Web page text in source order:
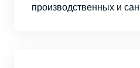
производственных и